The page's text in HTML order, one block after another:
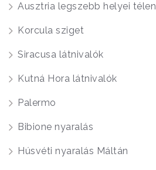
Ausztria legszebb helyei télen
Korcula sziget
Siracusa látnivalók
Kutná Hora látnivalók
Palermo
Bibione nyaralás
Húsvéti nyaralás Máltán